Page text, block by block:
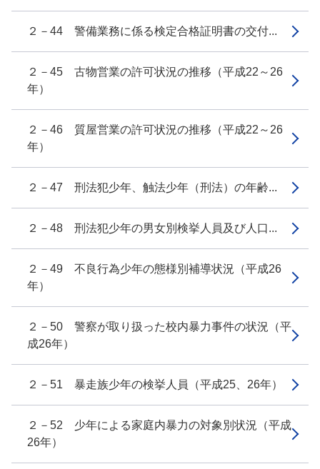
２－44 警備業務に係る検定合格証明書の交付...
２－45 古物営業の許可状況の推移（平成22～26
年）
２－46 質屋営業の許可状況の推移（平成22～26
年）
２－47 刑法犯少年、触法少年（刑法）の年齢...
２－48 刑法犯少年の男女別検挙人員及び人口...
２－49 不良行為少年の態様別補導状況（平成26
年）
２－50 警察が取り扱った校内暴力事件の状況（平
成26年）
２－51 暴走族少年の検挙人員（平成25、26年）
２－52 少年による家庭内暴力の対象別状況（平成
26年）